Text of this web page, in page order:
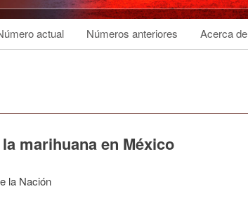
actual Números anteriores Acerca de
marihuana en México
la Nación